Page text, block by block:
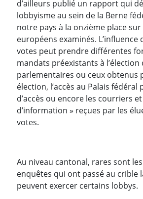
d’ailleurs publié un rapport qui
lobbyisme au sein de la Berne
notre pays à la onzième place
européens examinés. L’influence
votes peut prendre différentes
mandats préexistants à l’élection
parlementaires ou ceux obtenus
élection, l’accès au Palais fédéral
d’accès ou encore les courriers
d’information » reçues par les
votes.
Au niveau cantonal, rares sont
enquêtes qui ont passé au crible
peuvent exercer certains lobbys.